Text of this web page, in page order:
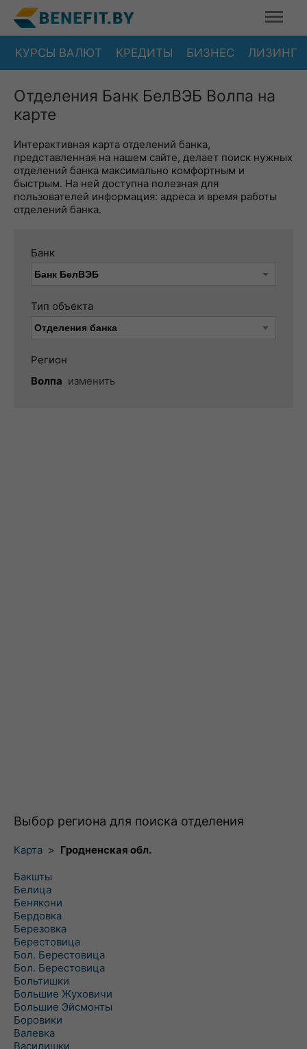
КУРСЫ ВАЛЮТ КРЕДИТЫ БИЗНЕС ЛИЗИНГ
Отделения Банк БелВЭБ Волпа на
карте
Интерактивная карта отделений банка,
представленная на нашем сайте, делает поиск нужных
отделений банка максимально комфортным и
быстрым. На ней доступна полезная для
пользователей информация: адреса и время работы
отделений банка.
Банк
Тип объекта
Регион
Волпа изменить
Выбор региона для поиска отделения
Карта > Гродненская обл.
Бакшты
Белица
Бенякони
Бердовка
Березовка
Берестовица
Бол. Берестовица
Бол. Берестовица
Больтишки
Большие Жуховичи
Большие Эйсмонты
Боровики
Валевка
Василишки